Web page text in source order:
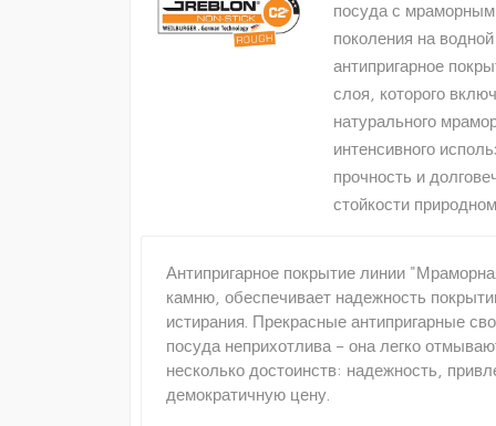
посуда с мраморным
поколения на
антипригарное
слоя, которого
натурального
интенсивного
прочность и
стойкости
Антипригарное покрытие линии
камню, обеспечивает надежность
истирания. Прекрасные антипригарные
посуда неприхотлива – она легко
несколько достоинств: надежность,
демократичную цену.